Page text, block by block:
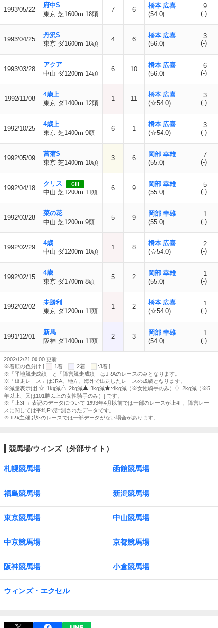
1993/05/22
府中S
東京 芝1600m 18頭
7 6
橋本 広喜
(54.0)
9
(-)
1993/04/25
丹沢S
東京 ダ1600m 16頭
4 6
橋本 広喜
(56.0)
3
(-)
1993/03/28
アクア
中山 ダ1200m 14頭
6 10
橋本 広喜
(56.0)
6
(-)
1992/11/08
4歳上
東京 ダ1400m 12頭
1 11
橋本 広喜
(☆54.0)
3
(-)
1992/10/25
4歳上
東京 芝1400m 9頭
6 1
橋本 広喜
(☆54.0)
3
(-)
1992/05/09
菖蒲S
東京 芝1400m 10頭
3 6
岡部 幸雄
(55.0)
7
(-)
1992/04/18
クリス GIII
中山 芝1200m 11頭
6 9
岡部 幸雄
(55.0)
5
(-)
1992/03/28
菜の花
中山 芝1200m 9頭
5 9
岡部 幸雄
(55.0)
1
(-)
1992/02/29
4歳
中山 ダ1200m 10頭
1 8
橋本 広喜
(☆54.0)
2
(-)
1992/02/15
4歳
東京 ダ1700m 8頭
5 2
岡部 幸雄
(55.0)
1
(-)
1992/02/02
未勝利
東京 ダ1200m 11頭
1 2
橋本 広喜
(☆54.0)
1
(-)
1991/12/01
新馬
阪神 ダ1400m 11頭
2 3
岡部 幸雄
(54.0)
1
(-)
2002/12/21 00:00 更新
※着順の色分け [
:1着 :2着
:3着 ]
※「平地競走成績」と「障害競走成績」はJRAのレースのみとなります。
※「出走レース」はJRA、地方、海外で出走したレースの成績となります。
※減量表示は[
:1kg減 :2kg減 :3kg減 :4kg減（※女性騎手のみ）
:2kg減（※5
年以上、又は101勝以上の女性騎手のみ）] です。
※「上3F」表記のデータについて 1993年4月以前では一部のレースが上4F、障害レー
スに関しては平均Fで計測されたデータです。
※JRA主催以外のレースでは一部データがない場合があります。
競馬場/ウィンズ（外部サイト）
札幌競馬場 函館競馬場
福島競馬場 新潟競馬場
東京競馬場 中山競馬場
中京競馬場 京都競馬場
阪神競馬場 小倉競馬場
ウィンズ・エクセル